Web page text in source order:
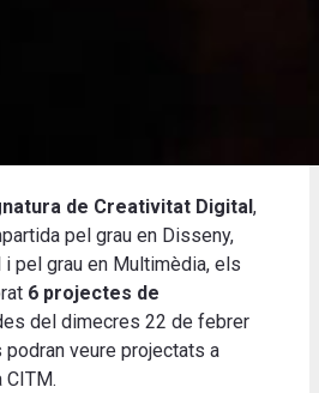
de Creativitat Digital,
pel grau en Disseny,
pel grau en Multimèdia, els
6 projectes de
del dimecres 22 de febrer
veure projectats a
CITM.